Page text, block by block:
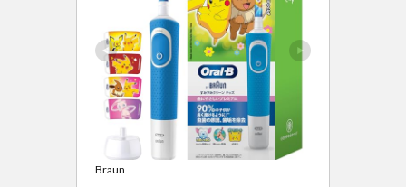
Braun